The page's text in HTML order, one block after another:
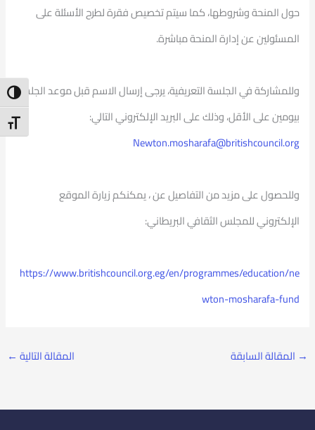
حول المنحة وشروطها، كما سيتم تخصيص فقرة لطرح الأسئلة على
المسئولين عن إدارة المنحة مباشرة.
و‎للمشاركة في الجلسة التعريفية، يرجى إرسال الاسم قبل موعد الجلسة
بيومين على الأقل، وذلك على البريد الإلكتروني التالي:
Newton.mosharafa@britishcouncil.org
وللحصول على مزيد من التفاصيل عن ، يمكنكم زيارة الموقع
الإلكتروني للمجلس الثقافي البريطاني:
https://www.britishcouncil.org.eg/en/programmes/education/ne
wton-mosharafa-fund
→ المقالة السابقة المقالة التالية ←